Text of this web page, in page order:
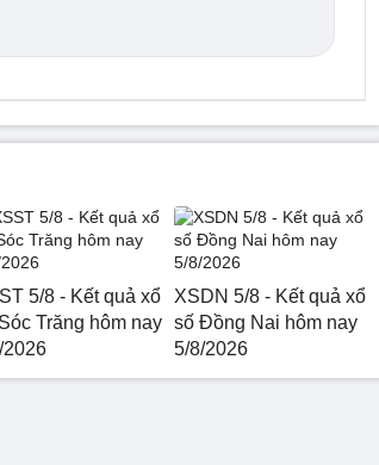
5/8 - Kết quả xổ
Trăng hôm nay
2026
XSDN 5/8 - Kết quả xổ
số Đồng Nai hôm nay
5/8/2026